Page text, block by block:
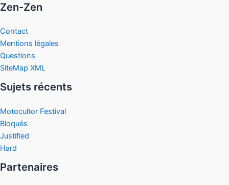
Zen-Zen
Contact
Mentions légales
Questions
SiteMap XML
Sujets récents
Motocultor Festival
Bloqués
Justified
Hard
Partenaires